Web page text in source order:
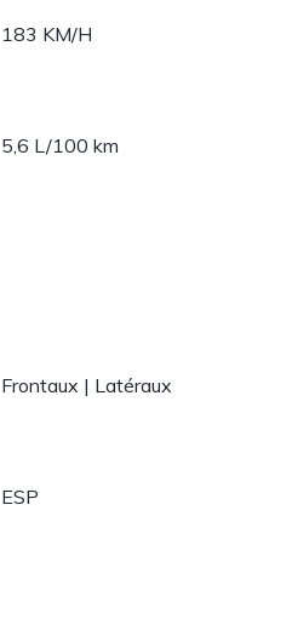
183 KM/H
5,6 L/100 km
Frontaux | Latéraux
ESP